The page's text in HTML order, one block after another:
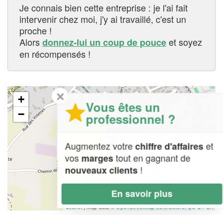
Je connais bien cette entreprise : je l'ai fait
intervenir chez moi, j'y ai travaillé, c'est un
proche !
Alorsdonnez-lui un coup de pouceet soyez
en récompensés !
+
−
Leaflet| Map data ©OpenStreetMap contributors,CC-BY-SA
✕
Vous êtes un
professionnel ?
Augmentez votrechiffre d'affaireset
vosmargestout en gagnant de
nouveaux clients!
En savoir plus